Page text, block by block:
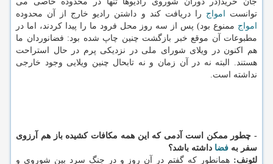
توانست
امواج را دریافت كند و داشتن رادیو خارج از آن محدوده
امواج ممنوع بود) پس از سه روز محل فرود ما را پیدا كردند، اما در
مطبوعات آن موقع خبر بازگشت چنین چاپ شده بود: فضانوردان ما
هم اكنون در ویلای شورای ملی در نزدیكی پرم در حال استراحت
هستند. البته نه در آن زمان و نه تابحال چنین ویلایی وجود خارجی
نداشته است.
- چطور ممكن است آدمی كه این همه مكافات كشیده باز هم آرزوی
سفر به فضا داشته باشد؟
لئونف: همانطور كه گفتم در آن روز و در جنگ سرد بین شوروی و